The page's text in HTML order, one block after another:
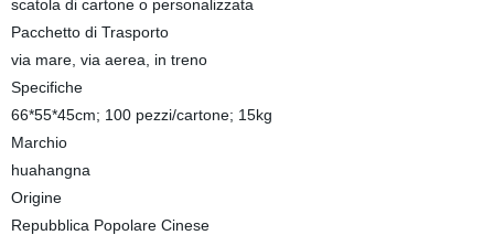
scatola di cartone o personalizzata
Pacchetto di Trasporto
via mare, via aerea, in treno
Specifiche
66*55*45cm; 100 pezzi/cartone; 15kg
Marchio
huahangna
Origine
Repubblica Popolare Cinese